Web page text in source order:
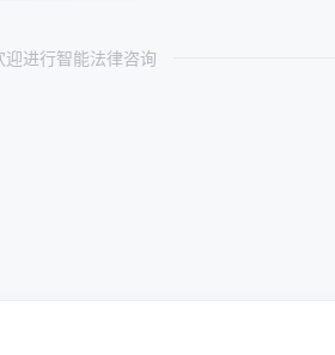
迎进行智能法律咨询